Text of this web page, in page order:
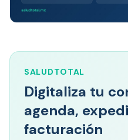
SALUDTOTAL
Digitaliza tu
agenda,
facturación